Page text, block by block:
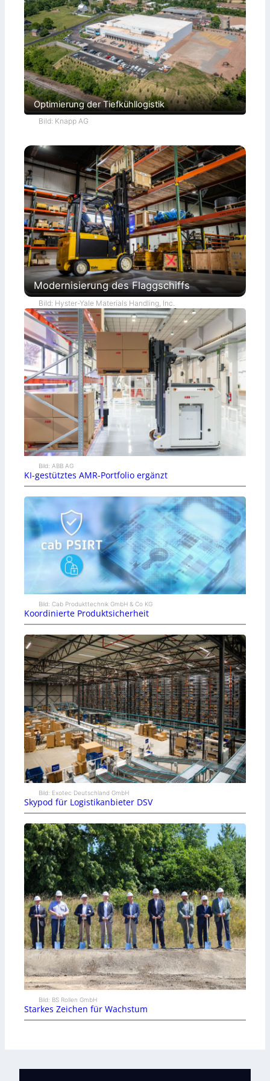
Optimierung der Tiefkühllogistik
Bild: Knapp AG
Modernisierung des Flaggschiffs
Bild: Hyster-Yale Materials Handling, Inc.
Bild: ABB AG
KI-gestütztes AMR-Portfolio ergänzt
Bild: Cab Produkttechnik GmbH & Co KG
Koordinierte Produktsicherheit
Bild: Exotec Deutschland GmbH
Skypod für Logistikanbieter DSV
Bild: BS Rollen GmbH
Starkes Zeichen für Wachstum